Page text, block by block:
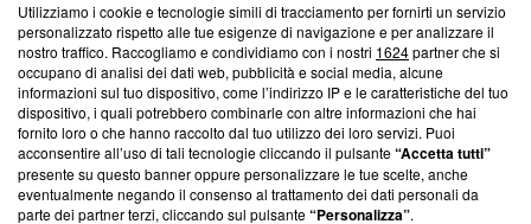
Questa sezione offre informazioni trasparenti su Blasting
News, sui nostri processi editoriali e su come ci impegniamo a
creare news di qualità. Inoltre, afferma la nostra aderenza a
‘Trust Project - News with Integrity’Blasting News non è
ancora membro del programma, ma ha richiesto di farne
parte; Trust Project non ha ancora effettuato una verifica di
conformità agli standard.
Utilizziamo i cookie e tecnologie simili di tracciamento per fornirti un servizio
personalizzato rispetto alle tue esigenze di navigazione e per analizzare il
nostro traffico. Raccogliamo e condividiamo con i nostri 1624partner che si
occupano di analisi dei dati web, pubblicità e social media, alcune
informazioni sul tuo dispositivo, come l’indirizzo IP e le caratteristiche del tuo
dispositivo, i quali potrebbero combinarle con altre informazioni che hai
fornito loro o che hanno raccolto dal tuo utilizzo dei loro servizi. Puoi
acconsentire all’uso di tali tecnologie cliccando il pulsante“Accetta tutti”
presente su questo banner oppure personalizzare le tue scelte, anche
eventualmente negando il consenso al trattamento dei dati personali da
parte dei partner terzi, cliccando sul pulsante“Personalizza”.